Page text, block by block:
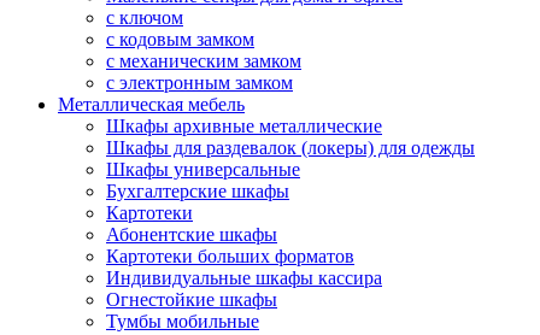
с ключом
с кодовым замком
с механическим замком
с электронным замком
Металлическая мебель
Шкафы архивные металлические
Шкафы для раздевалок (локеры) для одежды
Шкафы универсальные
Бухгалтерские шкафы
Картотеки
Абонентские шкафы
Картотеки больших форматов
Индивидуальные шкафы кассира
Огнестойкие шкафы
Тумбы мобильные